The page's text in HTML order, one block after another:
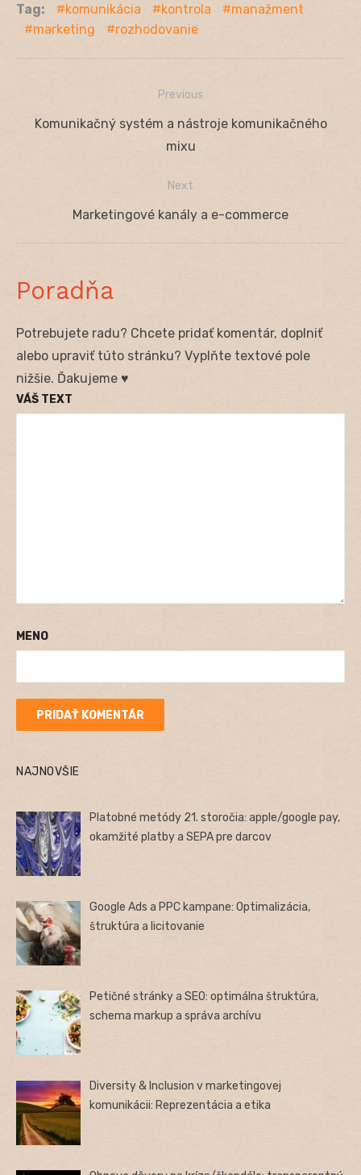
Tag: komunikácia kontrola
manažment
marketing
rozhodovanie
Navigácia
Previous
Previous
Komunikačný systém a nástroje komunikačného
mixu
Next
Next
Marketingové kanály a e-commerce
Poradňa
Potrebujete radu? Chcete pridať komentár, doplniť
alebo upraviť túto stránku? Vyplňte textové pole
nižšie. Ďakujeme ♥
VÁŠ TEXT
MENO
NAJNOVŠIE
Platobné metódy 21. storočia: apple/google pay,
okamžité platby a SEPA pre darcov
Google Ads a PPC kampane: Optimalizácia,
štruktúra a licitovanie
Petičné stránky a SEO: optimálna štruktúra,
schema markup a správa archívu
Diversity & Inclusion v marketingovej
komunikácii: Reprezentácia a etika